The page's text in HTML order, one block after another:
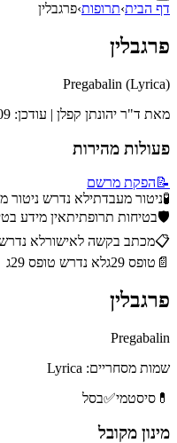
דף הבית›תרופות›פרגבלין
פרגבלין
Pregabalin (Lyrica)
מאת ד"ר יהונתן קפלן | עודכן:
פעולות מהירות
📝 הפקת מרשם
🧪ניטור מעבדתילא נדרש ניטור
🛡️בטיחות תרופתיתאין מידע
📋מכתב בקשה לאישורלא
📄 טופס 29ג לא נדרש טופס 29ג
פרגבלין
Pregabalin
שמות מסחריים: Lyrica
💊 סיסטמי✅בסל
מינון מקובל